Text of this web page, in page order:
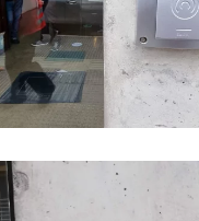
Ver Foto